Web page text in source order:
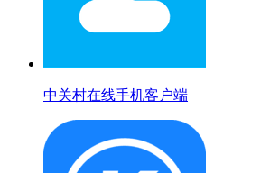
中关村在线手机客户端